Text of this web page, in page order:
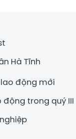
Hà Tĩnh
lao động mới
động trong quý III